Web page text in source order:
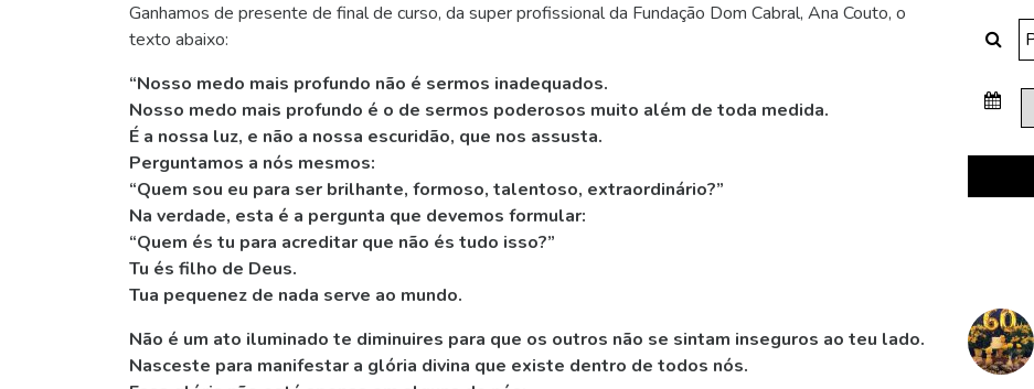
Ganhamos de presente de final de curso, da super profissional da Fundação Dom Cabral, Ana Couto, o
texto abaixo:
“Nosso medo mais profundo não é sermos inadequados.
Nosso medo mais profundo é o de sermos poderosos muito além de toda medida.
É a nossa luz, e não a nossa escuridão, que nos assusta.
Perguntamos a nós mesmos:
“Quem sou eu para ser brilhante, formoso, talentoso, extraordinário?”
Na verdade, esta é a pergunta que devemos formular:
“Quem és tu para acreditar que não és tudo isso?”
Tu és filho de Deus.
Tua pequenez de nada serve ao mundo.
Não é um ato iluminado te diminuires para que os outros não se sintam inseguros ao teu lado.
Nasceste para manifestar a glória divina que existe dentro de todos nós.